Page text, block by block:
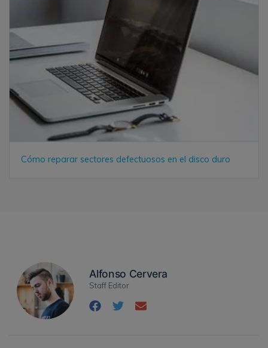
Cómo reparar sectores defectuosos en el disco duro
Alfonso Cervera
Staff Editor